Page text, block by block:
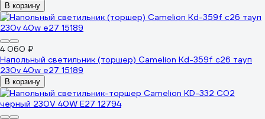
В корзину
4 060 ₽
Напольный светильник (торшер) Camelion Kd-359f c26 тауп
230v 40w e27 15189
В корзину